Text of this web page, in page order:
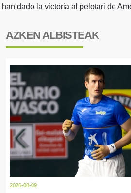
han dado la victoria al pelotari de
AZKEN ALBISTEAK
2026-08-09